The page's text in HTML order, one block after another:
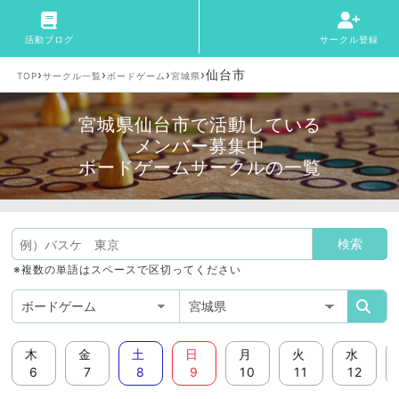
活動ブログ サークル登録
TOP›サークル一覧 › ボードゲーム ›宮城県›仙台市
宮城県仙台市で活動している
メンバー募集中
ボードゲームサークルの一覧
※複数の単語はスペースで区切ってください
木
6
金
7
土
8
日
9
月
10
火
11
水
12